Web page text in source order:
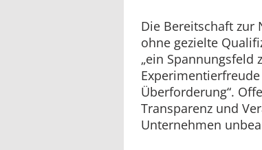
Die Bereitschaft zur
ohne gezielte
„ein
Überforderung“.
Transparenz und
Unternehmen